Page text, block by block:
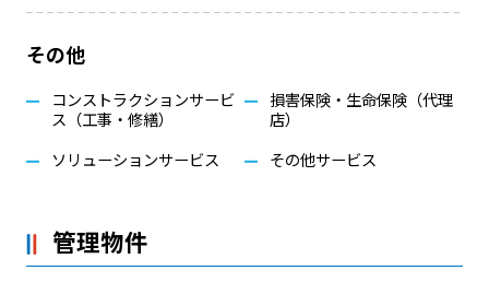
その他
コンストラクションサービ
ス（工事・修繕）
ソリューションサービス
損害保険・生命保険（代理
店）
その他サービス
管理物件